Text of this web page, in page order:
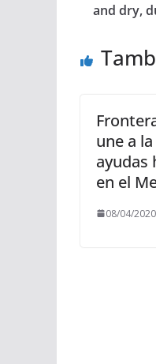
and dry,
une a
ayudas
en el
08/04/2020